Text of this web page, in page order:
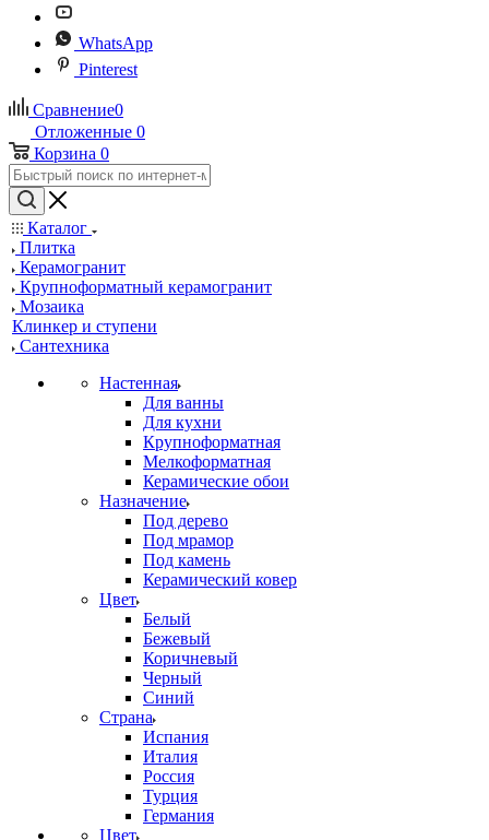
WhatsApp
Pinterest
Сравнение0
Отложенные 0
Корзина 0
Каталог
Плитка
Керамогранит
Крупноформатный керамогранит
Мозаика
Клинкер и ступени
Сантехника
Настенная
Для ванны
Для кухни
Крупноформатная
Мелкоформатная
Керамические обои
Назначение
Под дерево
Под мрамор
Под камень
Керамический ковер
Цвет
Белый
Бежевый
Коричневый
Черный
Синий
Страна
Испания
Италия
Россия
Турция
Германия
Цвет